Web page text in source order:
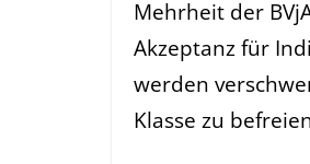
Mehrheit der
Akzeptanz für
werden
Klasse zu